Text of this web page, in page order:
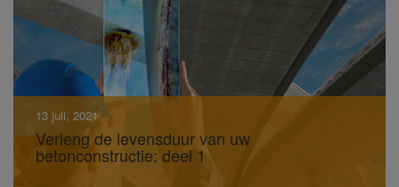
13 juli, 2021
Verleng de levensduur van uw
betonconstructie: deel 1